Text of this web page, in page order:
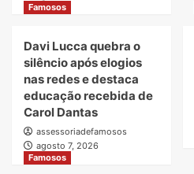
redefinir
o
conceito
de
SUV
esportivo
Famosos
Davi Lucca quebra o
silêncio após elogios
nas redes e destaca
educação recebida de
Carol Dantas
assessoriadefamosos
agosto 7, 2026
Famosos